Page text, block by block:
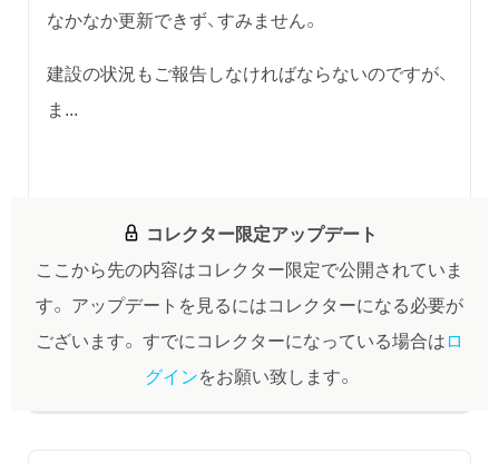
なかなか更新できず、すみません。
建設の状況もご報告しなければならないのですが、
ま...
コレクター限定アップデート
ここから先の内容はコレクター限定で公開されていま
す。 アップデートを見るにはコレクターになる必要が
ございます。 すでにコレクターになっている場合はロ
グインをお願い致します。